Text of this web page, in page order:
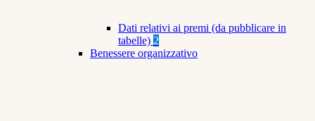
Dati relativi ai premi (da pubblicare in
tabelle) 2
Benessere organizzativo